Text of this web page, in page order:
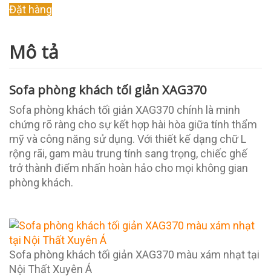
Original
was:
14.000.000 ₫.
Current
11.000.000 ₫.
Đặt hàng
Mô tả
Sofa phòng khách tối giản XAG370
Sofa phòng khách tối giản XAG370 chính là minh
chứng rõ ràng cho sự kết hợp hài hòa giữa tính thẩm
mỹ và công năng sử dụng. Với thiết kế dạng chữ L
rộng rãi, gam màu trung tính sang trọng, chiếc ghế
trở thành điểm nhấn hoàn hảo cho mọi không gian
phòng khách.
Sofa phòng khách tối giản XAG370 màu xám nhạt tại
Nội Thất Xuyên Á